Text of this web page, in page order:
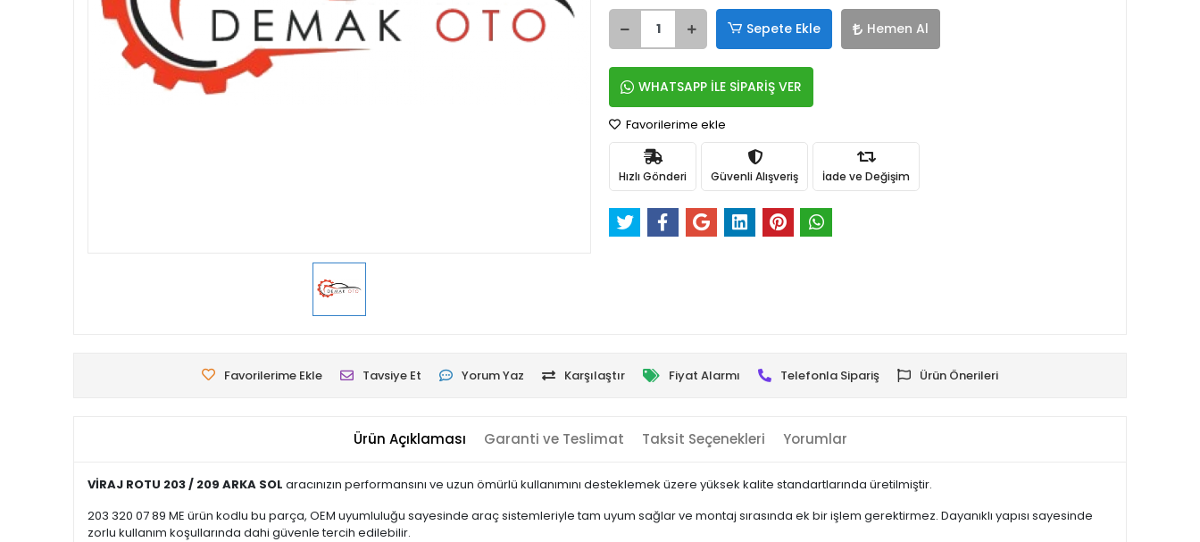
Sepete Ekle Hemen Al
WHATSAPP İLE SİPARİŞ VER
Favorilerime ekle
Hızlı Gönderi Güvenli Alışveriş İade ve Değişim
Favorilerime Ekle Tavsiye Et Yorum Yaz Karşılaştır Fiyat Alarmı Telefonla Sipariş Ürün Önerileri
Ürün Açıklaması Garanti ve Teslimat Taksit Seçenekleri Yorumlar
VİRAJ ROTU 203 / 209 ARKA SOL aracınızın performansını ve uzun ömürlü kullanımını desteklemek üzere yüksek kalite standartlarında üretilmiştir.
203 320 07 89 ME ürün kodlu bu parça, OEM uyumluluğu sayesinde araç sistemleriyle tam uyum sağlar ve montaj sırasında ek bir işlem gerektirmez. Dayanıklı yapısı sayesinde
zorlu kullanım koşullarında dahi güvenle tercih edilebilir.